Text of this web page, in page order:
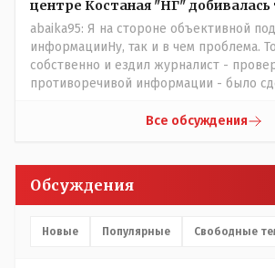
центре Костаная "НГ" добивалась
abaika95: Я на стороне объективной
информацииНу, так и в чем проблема.
собственно и ездил журналист -
противоречивой информации - было
Все обсуждения
Обсуждения
Новые Популярные Свободные